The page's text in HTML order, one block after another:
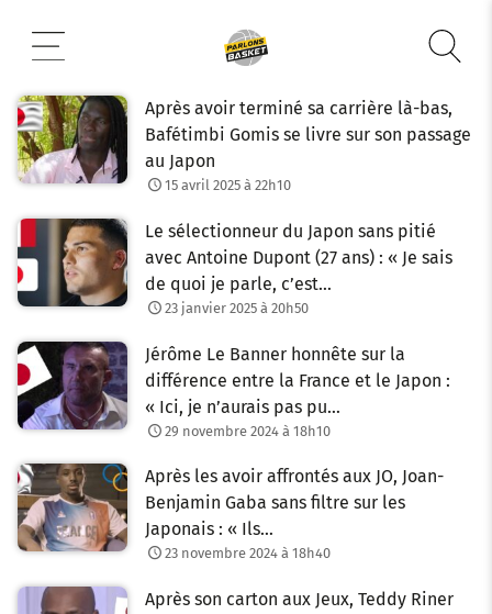
contenu
Après avoir terminé sa carrière là-bas,
Bafétimbi Gomis se livre sur son passage
au Japon
15 avril 2025 à 22h10
Le sélectionneur du Japon sans pitié
avec Antoine Dupont (27 ans) : « Je sais
de quoi je parle, c’est…
23 janvier 2025 à 20h50
Jérôme Le Banner honnête sur la
différence entre la France et le Japon :
« Ici, je n’aurais pas pu…
29 novembre 2024 à 18h10
Après les avoir affrontés aux JO, Joan-
Benjamin Gaba sans filtre sur les
Japonais : « Ils…
23 novembre 2024 à 18h40
Après son carton aux Jeux, Teddy Riner